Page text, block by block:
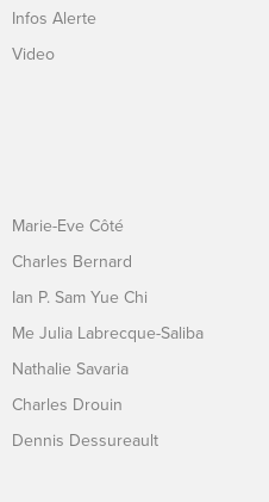
Infos Alerte
Video
Marie-Eve Côté
Charles Bernard
Ian P. Sam Yue Chi
Me Julia Labrecque-Saliba
Nathalie Savaria
Charles Drouin
Dennis Dessureault